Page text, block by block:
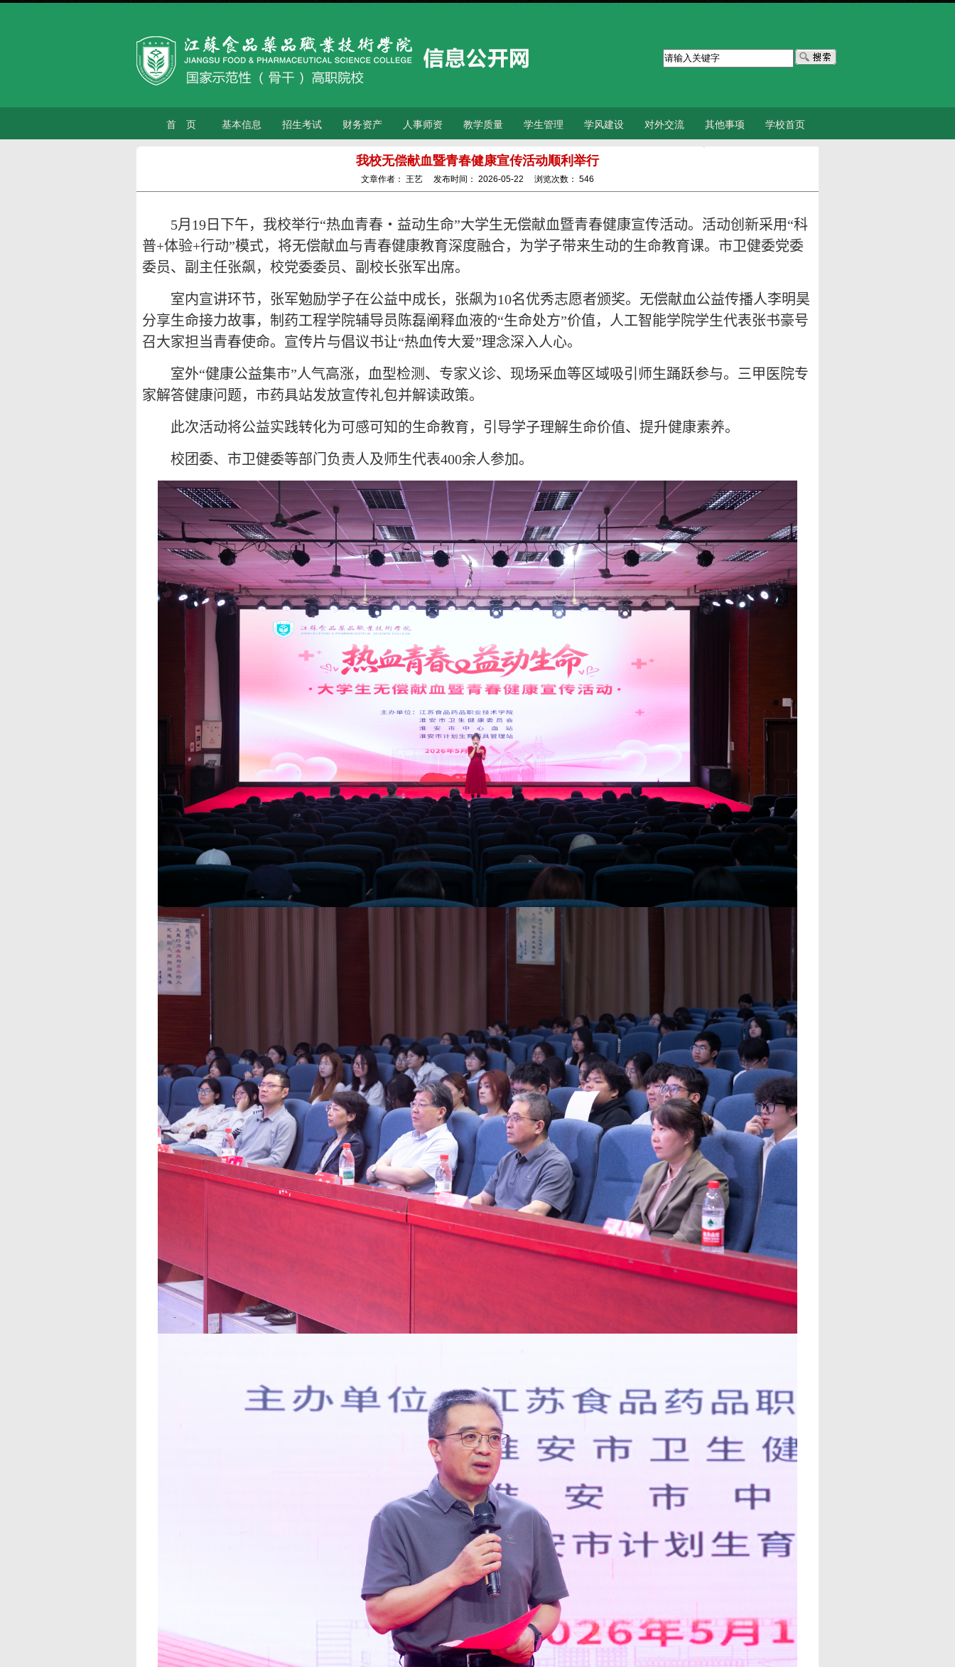
首 页 基本信息 招生考试 财务资产 人事师资 教学质量 学生管理 学风建设 对外交流 其他事项 学校首页
我校无偿献血暨青春健康宣传活动顺利举行
文章作者： 王艺 发布时间： 2026-05-22 浏览次数： 546
5月 19 日下午，我校举行“热血青春・益动生命”大学生无偿献血暨青春健康宣传活动。活动创新采用“科
普+体验+行动”模式，将无偿献血与青春健康教育深度融合，为学子带来生动的生命教育课。市卫健委党委
委员、副主任张飙，校党委委员、副校长张军出席。
室内宣讲环节，张军勉励学子在公益中成长，张飙为10名优秀志愿者颁奖。无偿献血公益传播人李明昊
分享生命接力故事，制药工程学院辅导员陈磊阐释血液的“生命处方”价值，人工智能学院学生代表张书豪号
召大家担当青春使命。宣传片与倡议书让“热血传大爱”理念深入人心。
室外“健康公益集市”人气高涨，血型检测、专家义诊、现场采血等区域吸引师生踊跃参与。三甲医院专
家解答健康问题，市药具站发放宣传礼包并解读政策。
此次活动将公益实践转化为可感可知的生命教育，引导学子理解生命价值、提升健康素养。
校团委、市卫健委等部门负责人及师生代表400余人参加。